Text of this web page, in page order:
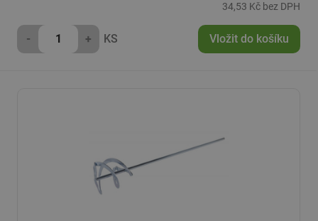
34,53 Kč bez DPH
- + KS Vložit do košíku